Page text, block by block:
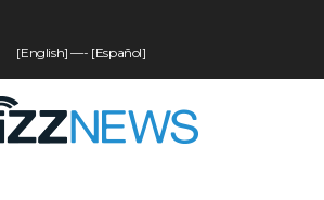
[English] —- [Español]